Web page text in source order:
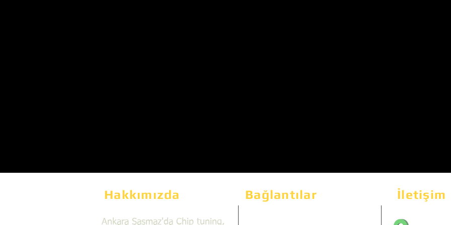
Hakkımızda Bağlantılar İletişim
Ankara Şaşmaz'da Chip tuning,